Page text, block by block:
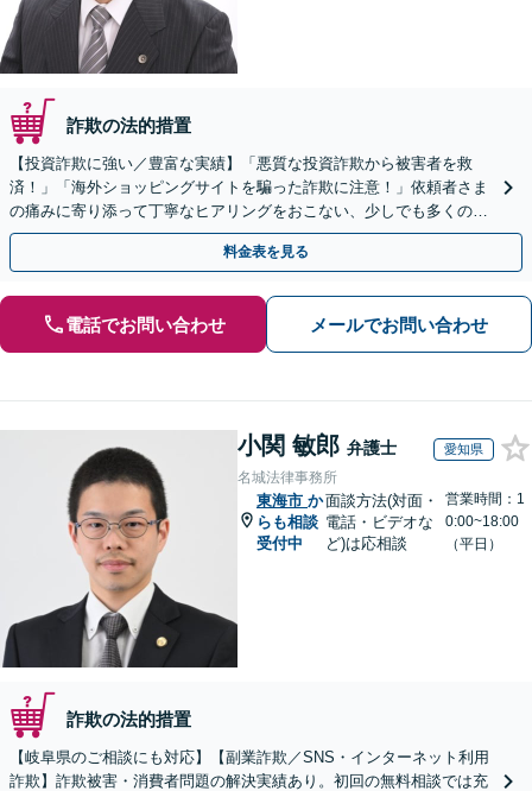
詐欺の法的措置
【投資詐欺に強い／豊富な実績】「悪質な投資詐欺から被害者を救
済！」「海外ショッピングサイトを騙った詐欺に注意！」依頼者さま
の痛みに寄り添って丁寧なヒアリングをおこない、少しでも多くの返
金が得られるよう尽力します！
料金表を見る
電話でお問い合わせ メールでお問い合わせ
小関 敏郎 弁護士 愛知県
名城法律事務所
東海市 か
らも相談
受付中
面談方法(対面・
電話・ビデオな
ど)は応相談
営業時間：1
0:00~18:00
（平日）
詐欺の法的措置
【岐阜県のご相談にも対応】【副業詐欺／SNS・インターネット利用
詐欺】詐欺被害・消費者問題の解決実績あり。初回の無料相談では充